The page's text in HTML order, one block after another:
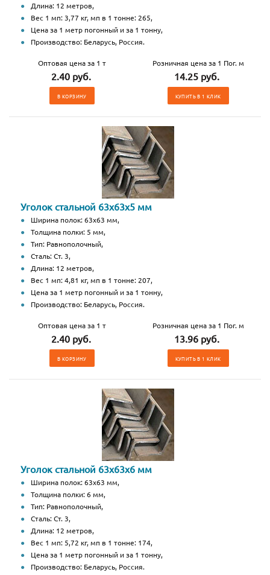
Длина: 12 метров,
Вес 1 мп: 3,77 кг, мп в 1 тонне: 265,
Цена за 1 метр погонный и за 1 тонну,
Производство: Беларусь, Россия.
Оптовая цена за 1 т
2.40 руб.
В КОРЗИНУ
Розничная цена за 1 Пог. м
14.25 руб.
КУПИТЬ В 1 КЛИК
Уголок стальной 63х63х5 мм
Ширина полок: 63х63 мм,
Толщина полки: 5 мм,
Тип: Равнополочный,
Сталь: Ст. 3,
Длина: 12 метров,
Вес 1 мп: 4,81 кг, мп в 1 тонне: 207,
Цена за 1 метр погонный и за 1 тонну,
Производство: Беларусь, Россия.
Оптовая цена за 1 т
2.40 руб.
В КОРЗИНУ
Розничная цена за 1 Пог. м
13.96 руб.
КУПИТЬ В 1 КЛИК
Уголок стальной 63х63х6 мм
Ширина полок: 63х63 мм,
Толщина полки: 6 мм,
Тип: Равнополочный,
Сталь: Ст. 3,
Длина: 12 метров,
Вес 1 мп: 5,72 кг, мп в 1 тонне: 174,
Цена за 1 метр погонный и за 1 тонну,
Производство: Беларусь, Россия.